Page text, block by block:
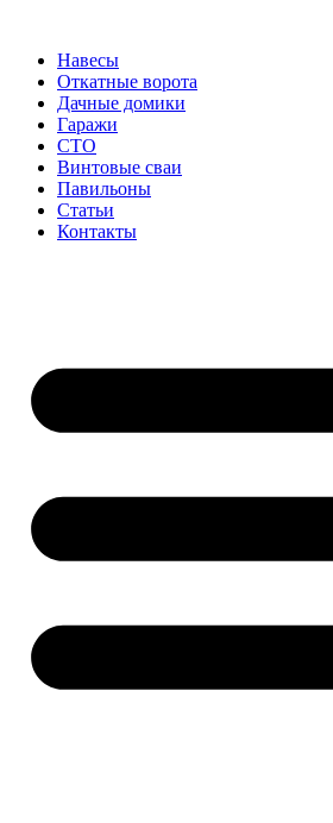
содержимому
Навесы
Откатные ворота
Дачные домики
Гаражи
СТО
Винтовые сваи
Павильоны
Статьи
Контакты